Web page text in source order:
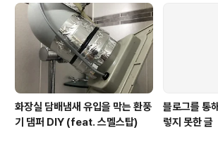
화장실 담배냄새 유입을 막는 환풍
기 댐퍼 DIY (feat. 스멜스탑)
블로그를 통
렇지 못한 글